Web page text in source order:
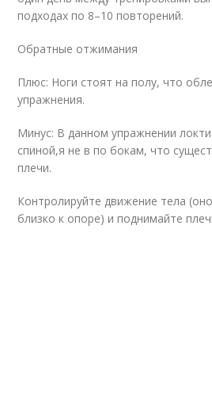
подходах по 8–10 повторений.
Обратные отжимания
Плюс: Ноги стоят на полу, что
упражнения.
Минус: В данном упражнении
спиной,я не в по бокам, что
плечи.
Контролируйте движение тела
близко к опоре) и поднимайте